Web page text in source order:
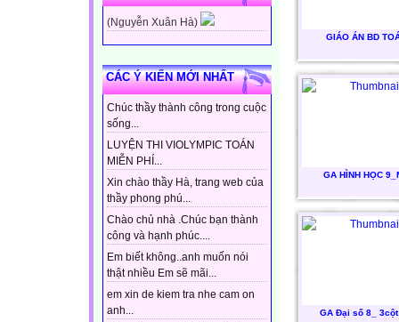
(Nguyễn Xuân Hà)
CÁC Ý KIẾN MỚI NHẤT
Chúc thầy thành công trong cuộc
sống...
LUYỆN THI VIOLYMPIC TOÁN
MIỄN PHÍ...
Xin chào thầy Hà, trang web của
thầy phong phú...
Chào chủ nhà .Chúc bạn thành
công và hạnh phúc....
Em biết không..anh muốn nói
thật nhiều Em sẽ mãi...
em xin de kiem tra nhe cam on
anh...
GIÁO ÁN BD
GA HÌNH HỌC
GA Đại số 8_